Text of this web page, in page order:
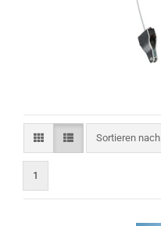
Sortieren nach
Sortieren nach
1